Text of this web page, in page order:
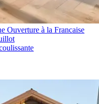
Crémone Ouverture à la Francaise